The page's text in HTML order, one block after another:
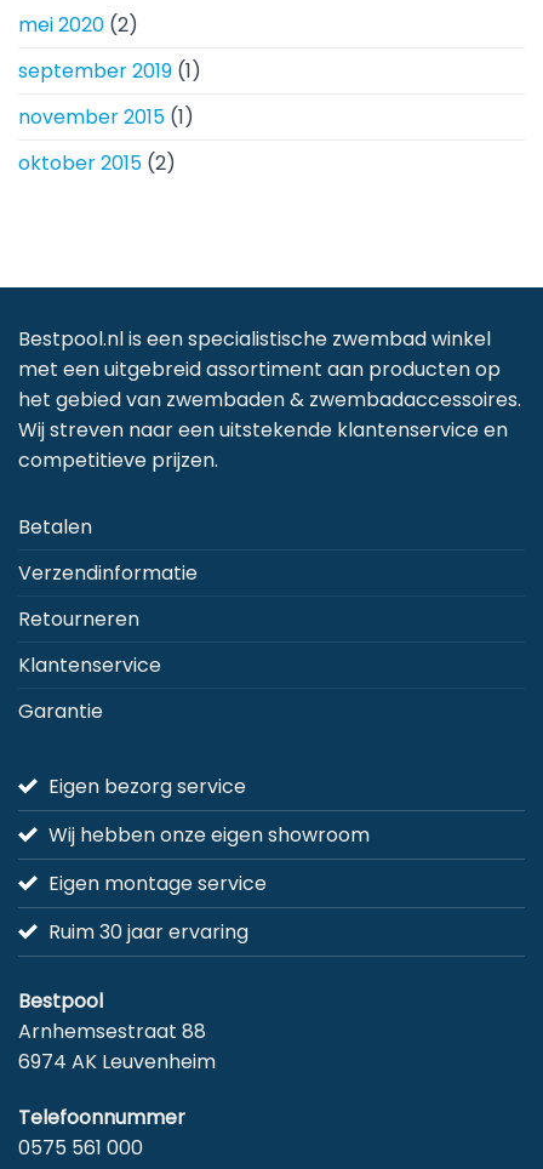
mei 2020 (2)
september 2019 (1)
november 2015 (1)
oktober 2015 (2)
Bestpool.nl is een specialistische zwembad winkel
met een uitgebreid assortiment aan producten op
het gebied van zwembaden & zwembadaccessoires.
Wij streven naar een uitstekende klantenservice en
competitieve prijzen.
Betalen
Verzendinformatie
Retourneren
Klantenservice
Garantie
Eigen bezorg service
Wij hebben onze eigen showroom
Eigen montage service
Ruim 30 jaar ervaring
Bestpool
Arnhemsestraat 88
6974 AK Leuvenheim
Telefoonnummer
0575 561 000